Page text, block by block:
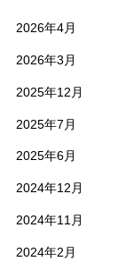
2026年4月
2026年3月
2025年12月
2025年7月
2025年6月
2024年12月
2024年11月
2024年2月